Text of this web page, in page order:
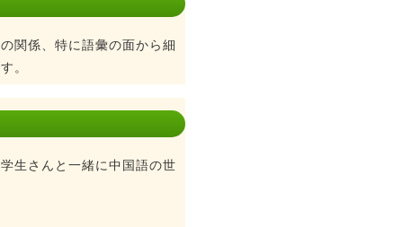
関係、特に語彙の面から細
。
生さんと一緒に中国語の世